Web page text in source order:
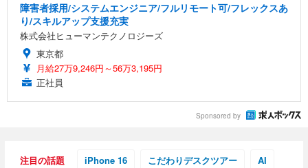
障害者採用/システムエンジニア/フルリモート可/フレックスあ
り/スキルアップ支援充実
株式会社ヒューマンテクノロジーズ
東京都
月給27万9,246円～56万3,195円
正社員
Sponsored by
注目の話題 iPhone 16 こだわりデスクツアー AI